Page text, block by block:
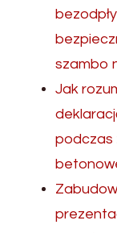
szambo
Jak
podczas